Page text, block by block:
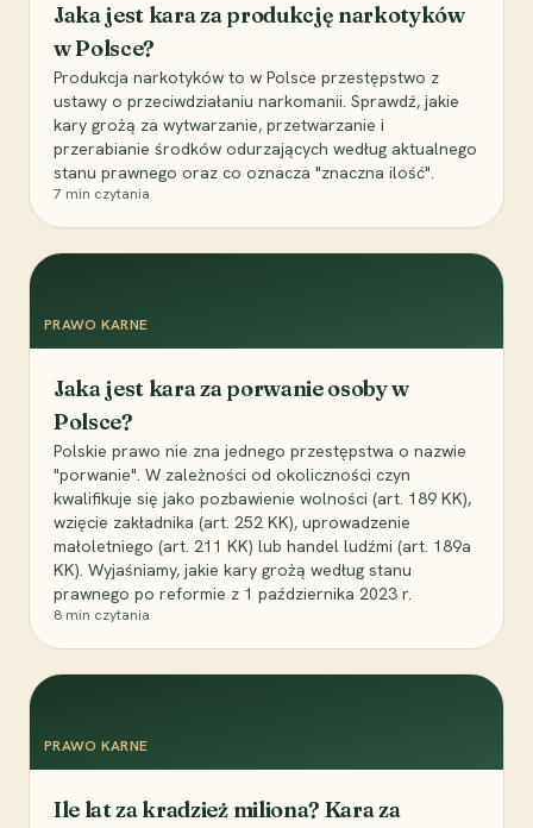
Jaka jest kara za produkcję narkotyków
w Polsce?
Produkcja narkotyków to w Polsce przestępstwo z
ustawy o przeciwdziałaniu narkomanii. Sprawdź, jakie
kary grożą za wytwarzanie, przetwarzanie i
przerabianie środków odurzających według aktualnego
stanu prawnego oraz co oznacza "znaczna ilość".
7 min czytania
PRAWO KARNE
Jaka jest kara za porwanie osoby w
Polsce?
Polskie prawo nie zna jednego przestępstwa o nazwie
"porwanie". W zależności od okoliczności czyn
kwalifikuje się jako pozbawienie wolności (art. 189 KK),
wzięcie zakładnika (art. 252 KK), uprowadzenie
małoletniego (art. 211 KK) lub handel ludźmi (art. 189a
KK). Wyjaśniamy, jakie kary grożą według stanu
prawnego po reformie z 1 października 2023 r.
8 min czytania
PRAWO KARNE
Ile lat za kradzież miliona? Kara za